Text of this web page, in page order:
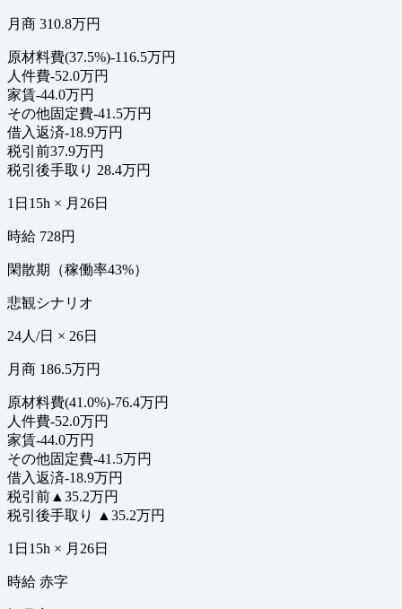
月商 310.8万円
原材料費(37.5%)-116.5万円
人件費-52.0万円
家賃-44.0万円
その他固定費-41.5万円
借入返済-18.9万円
税引前37.9万円
税引後手取り 28.4万円
1日15h × 月26日
時給 728円
閑散期（稼働率43%）
悲観シナリオ
24人/日 × 26日
月商 186.5万円
原材料費(41.0%)-76.4万円
人件費-52.0万円
家賃-44.0万円
その他固定費-41.5万円
借入返済-18.9万円
税引前 ▲35.2万円
税引後手取り
▲35.2万円
1日15h × 月26日
時給 赤字